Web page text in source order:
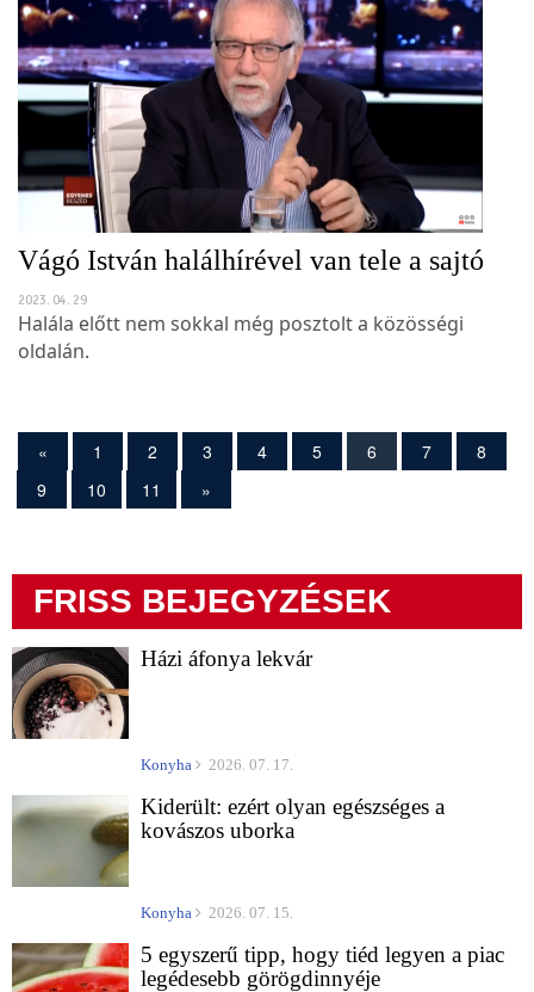
Vágó István halálhírével van tele a sajtó
2023. 04. 29
Halála előtt nem sokkal még posztolt a közösségi
oldalán.
« 1 2 3 4 5 6 7
8
9
10 11 »
FRISS BEJEGYZÉSEK
Házi áfonya lekvár
Konyha 2026. 07. 17.
Kiderült: ezért olyan egészséges a
kovászos uborka
Konyha 2026. 07. 15.
5 egyszerű tipp, hogy tiéd legyen a piac
legédesebb görögdinnyéje